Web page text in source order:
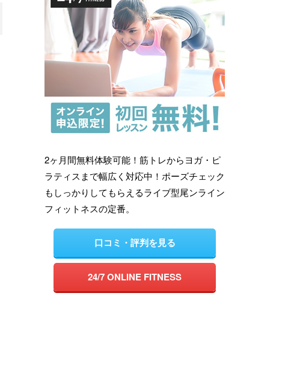
2ヶ月間無料体験可能！筋トレからヨガ・ピ
ラティスまで幅広く対応中！ポーズチェック
もしっかりしてもらえるライブ型尾ンライン
フィットネスの定番。
口コミ・評判を見る
24/7 ONLINE FITNESS